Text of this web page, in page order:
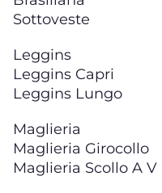
Sottoveste
Leggins
Leggins Capri
Leggins Lungo
Maglieria
Maglieria Girocollo
Maglieria Scollo A V